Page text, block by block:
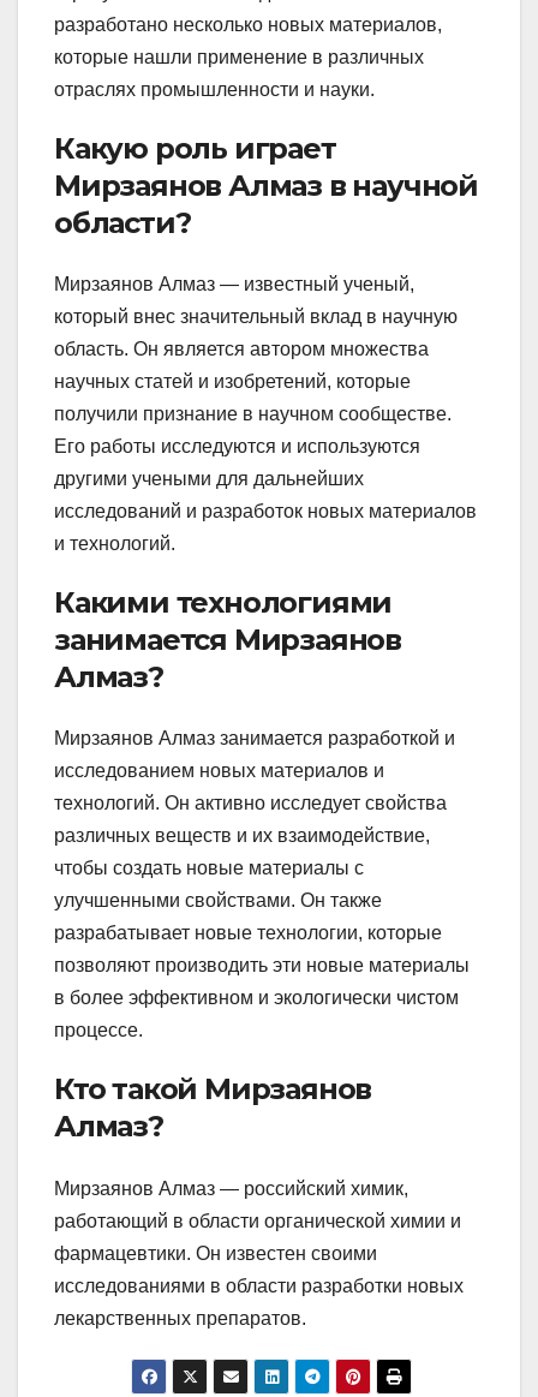
разработано несколько новых материалов,
которые нашли применение в различных
отраслях промышленности и науки.
Какую роль играет
Мирзаянов Алмаз в научной
области?
Мирзаянов Алмаз — известный ученый,
который внес значительный вклад в научную
область. Он является автором множества
научных статей и изобретений, которые
получили признание в научном сообществе.
Его работы исследуются и используются
другими учеными для дальнейших
исследований и разработок новых материалов
и технологий.
Какими технологиями
занимается Мирзаянов
Алмаз?
Мирзаянов Алмаз занимается разработкой и
исследованием новых материалов и
технологий. Он активно исследует свойства
различных веществ и их взаимодействие,
чтобы создать новые материалы с
улучшенными свойствами. Он также
разрабатывает новые технологии, которые
позволяют производить эти новые материалы
в более эффективном и экологически чистом
процессе.
Кто такой Мирзаянов
Алмаз?
Мирзаянов Алмаз — российский химик,
работающий в области органической химии и
фармацевтики. Он известен своими
исследованиями в области разработки новых
лекарственных препаратов.